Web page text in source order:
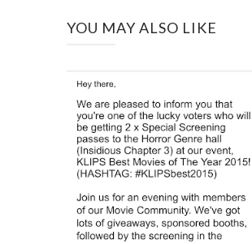
YOU MAY ALSO LIKE